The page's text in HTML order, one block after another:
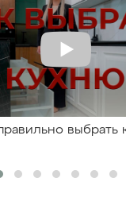
выбрать